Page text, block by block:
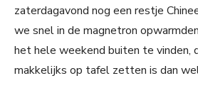
zaterdagavond nog een restje
we snel in de magnetron
het hele weekend buiten te vinden,
makkelijks op tafel zetten is dan